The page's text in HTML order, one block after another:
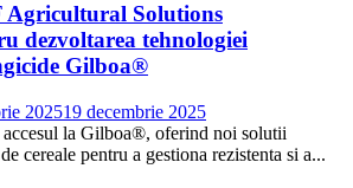
Solutions
dezvoltarea tehnologiei
Gilboa®
202519 decembrie 2025
la Gilboa®, oferind noi solutii
cereale pentru a gestiona rezistenta si a...